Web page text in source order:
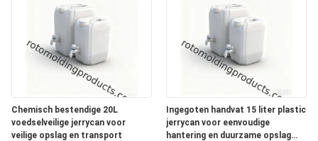
CONTACTEER
ONS
VERZOEK
OM EEN
CITAAT
Chemisch bestendige 20L
voedselveilige jerrycan voor
veilige opslag en transport
Ingegoten handvat 15 liter plastic
jerrycan voor eenvoudige
hantering en duurzame opslag